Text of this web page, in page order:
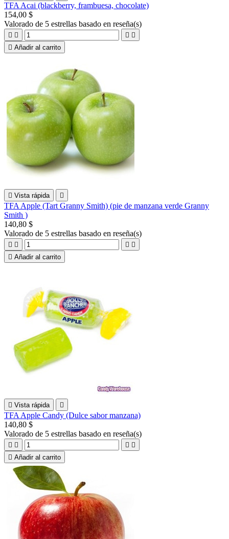
TFA Acai (blackberry, frambuesa, chocolate)
154,00 $
Valorado de 5 estrellas basado en reseña(s)
   
 Añadir al carrito
 Vista rápida 
TFA Apple (Tart Granny Smith) (pie de manzana verde Granny
Smith )
140,80 $
Valorado de 5 estrellas basado en reseña(s)
   
 Añadir al carrito
 Vista rápida 
TFA Apple Candy (Dulce sabor manzana)
140,80 $
Valorado de 5 estrellas basado en reseña(s)
   
 Añadir al carrito